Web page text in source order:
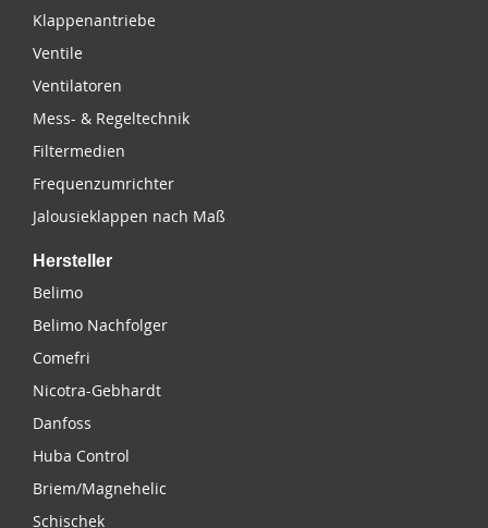
Klappenantriebe
Ventile
Ventilatoren
Mess- & Regeltechnik
Filtermedien
Frequenzumrichter
Jalousieklappen nach Maß
Hersteller
Belimo
Belimo Nachfolger
Comefri
Nicotra-Gebhardt
Danfoss
Huba Control
Briem/Magnehelic
Schischek